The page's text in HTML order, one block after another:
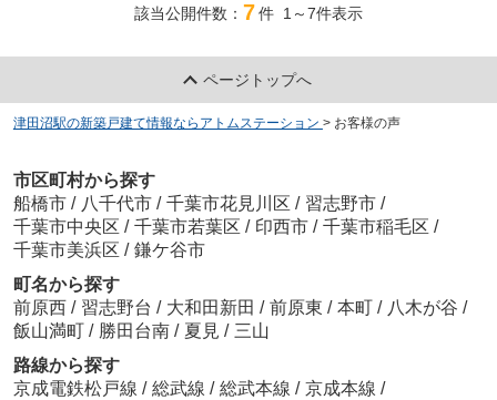
決まり、大変ためになりました。購入に向けてま
気になった:会社が2階にあるので、入り口がわか
りづらい。少し入りづらかったのが気になりまし
ったです。
該当公開件数： 7件 1～7件表示
ページトップへ
津田沼駅の新築戸建て情報ならアトムステーション > お客様の声
市区町村から探す
船橋市 / 八千代市 / 千葉市花見川区 / 習志野市 /
千葉市中央区 / 千葉市若葉区 / 印西市 / 千葉市稲毛区 /
千葉市美浜区 / 鎌ケ谷市
町名から探す
前原西 / 習志野台 / 大和田新田 / 前原東 / 本町 / 八木が谷 /
飯山満町 / 勝田台南 / 夏見 / 三山
路線から探す
京成電鉄松戸線 / 総武線 / 総武本線 / 京成本線 /